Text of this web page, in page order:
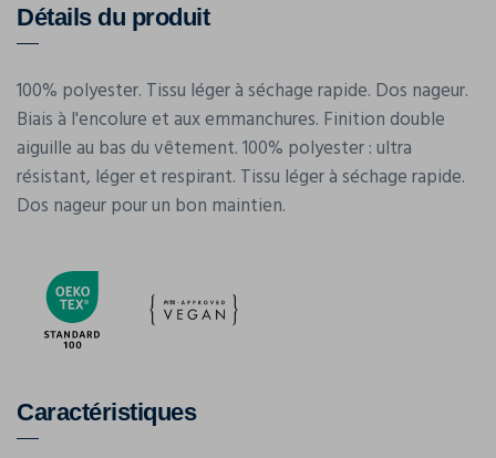
Détails du produit
100% polyester. Tissu léger à séchage rapide. Dos nageur.
Biais à l'encolure et aux emmanchures. Finition double
aiguille au bas du vêtement. 100% polyester : ultra
résistant, léger et respirant. Tissu léger à séchage rapide.
Dos nageur pour un bon maintien.
Caractéristiques